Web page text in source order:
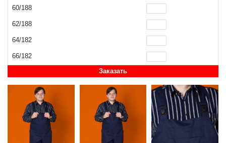
60/188
62/188
64/182
66/182
Заказать